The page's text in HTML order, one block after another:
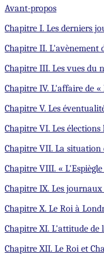
Avant-propos
Chapitre I. Les derniers
Chapitre II. L'avènement
Chapitre III. Les vues du
Chapitre IV. L'affaire de «
Chapitre V. Les
Chapitre VI. Les
Chapitre VII. La situation
Chapitre VIII. «
Chapitre IX. Les
Chapitre X. Le Roi à
Chapitre XI. L'attitude de
Chapitre XII. Le Roi et